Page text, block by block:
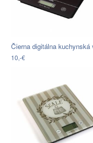
10,-€